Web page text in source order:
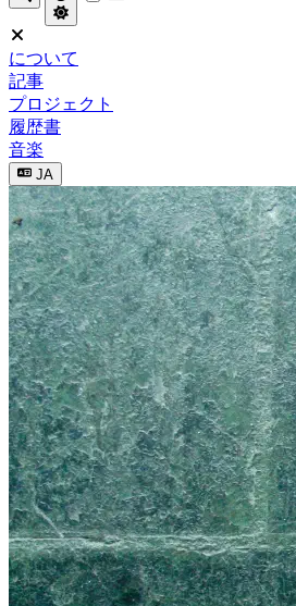
について
記事
プロジェクト
履歴書
音楽
JA